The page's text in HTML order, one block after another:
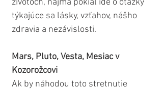
životoch, najmä pokiaľ ide o otázky
týkajúce sa lásky, vzťahov, nášho
zdravia a nezávislosti.
Mars, Pluto, Vesta, Mesiac v
Kozorožcovi
Ak by náhodou toto stretnutie